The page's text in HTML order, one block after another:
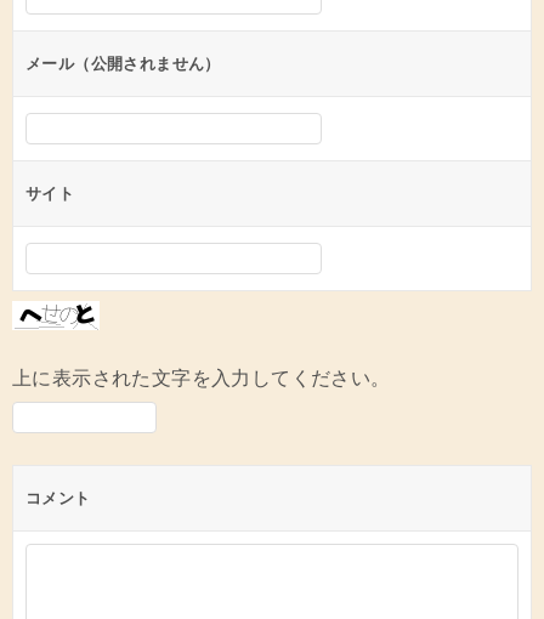
ンメール（公開されません）
サイト
上に表示された文字を入力してください。
コメント